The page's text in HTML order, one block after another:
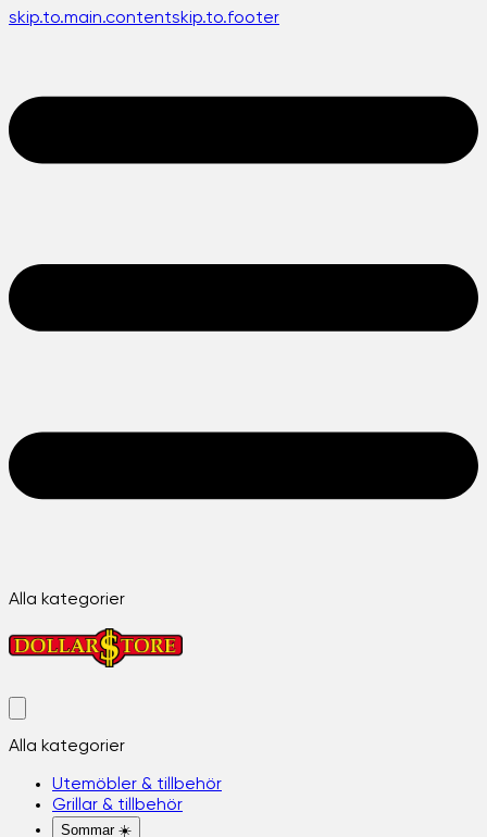
skip.to.main.contentskip.to.footer
Alla kategorier
Alla kategorier
Utemöbler & tillbehör
Grillar & tillbehör
Sommar ☀️